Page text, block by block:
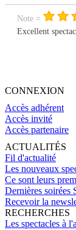
Note =
Excellent
CONNEXION
Accès adhérent
Accès invité
Accès partenaire
ACTUALITÉS
Fil d'actualité
Les nouveaux
Ce sont leurs
Dernières soirées
Recevoir la
RECHERCHES
Les spectacles à